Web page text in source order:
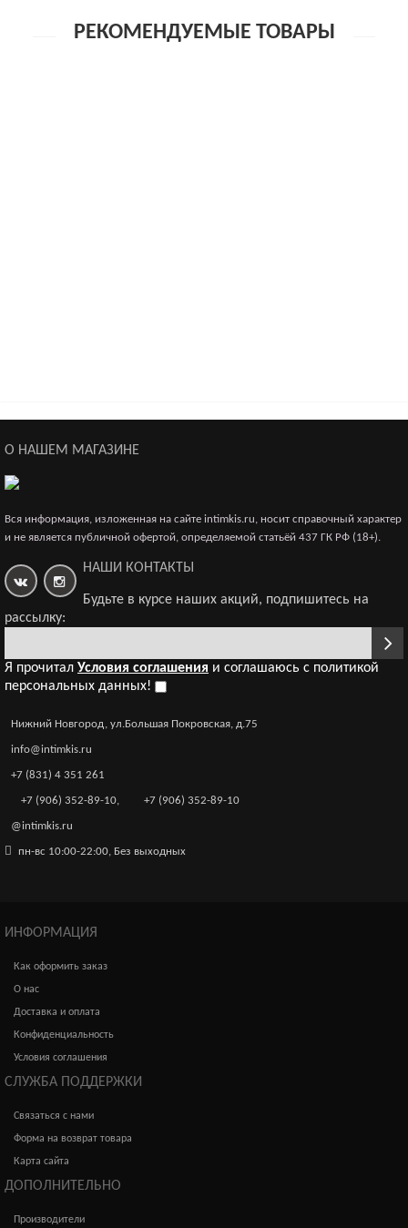
РЕКОМЕНДУЕМЫЕ ТОВАРЫ
Эротические трусики-пояс Erolanta Lingerie Collection с
1 850р.
высокой посадкой, черные (42-44)
1 690р.
Эротические трусики Erolanta Lingerie Collection
1 384р.
О НАШЕМ МАГАЗИНЕ
Вся информация, изложенная на сайте intimkis.ru, носит справочный характер
и не является публичной офертой, определяемой статьёй 437 ГК РФ (18+).
НАШИ КОНТАКТЫ
Будьте в курсе наших акций, подпишитесь на
рассылку:
Я прочитал Условия соглашения и соглашаюсь с политикой
персональных данных!
Нижний Новгород, ул.Большая Покровская, д.75
info@intimkis.ru
+7 (831) 4 351 261
+7 (906) 352-89-10, +7 (906) 352-89-10
@intimkis.ru
пн-вс 10:00-22:00, Без выходных
ИНФОРМАЦИЯ
Как оформить заказ
О нас
Доставка и оплата
Конфиденциальность
Условия соглашения
СЛУЖБА ПОДДЕРЖКИ
Связаться с нами
Форма на возврат товара
Карта сайта
ДОПОЛНИТЕЛЬНО
Производители